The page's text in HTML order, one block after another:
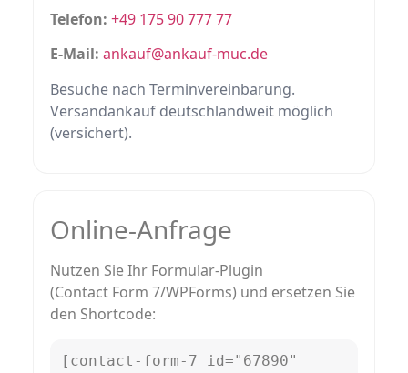
Telefon: +49 175 90 777 77
E‑Mail: ankauf@ankauf-muc.de
Besuche nach Terminvereinbarung.
Versandankauf deutschlandweit möglich
(versichert).
Online‑Anfrage
Nutzen Sie Ihr Formular‑Plugin
(Contact Form 7/WPForms) und ersetzen Sie
den Shortcode:
[contact-form-7 id="67890"